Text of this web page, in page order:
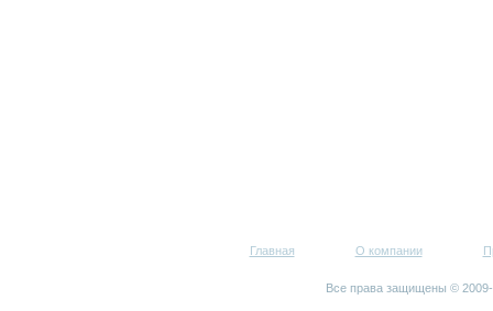
Главная О компании
Все права защищены ©